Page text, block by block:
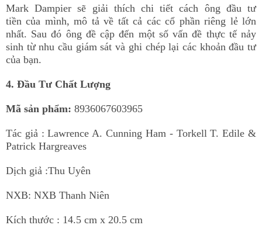
Mark Dampier sẽ giải thích chi tiết cách ông đầu tư
tiền của mình, mô tả về tất cả các cổ phần riêng lẻ lớn
nhất. Sau đó ông đề cập đến một số vấn đề thực tế nảy
sinh từ nhu cầu giám sát và ghi chép lại các khoản đầu tư
của bạn.
4. Đầu Tư Chất Lượng
Mã sản phẩm: 8936067603965
Tác giả :Lawrence A. Cunning Ham - Torkell T. Edile &
Patrick Hargreaves
Dịch giả :Thu Uyên
NXB: NXB Thanh Niên
Kích thước : 14.5 cm x 20.5 cm